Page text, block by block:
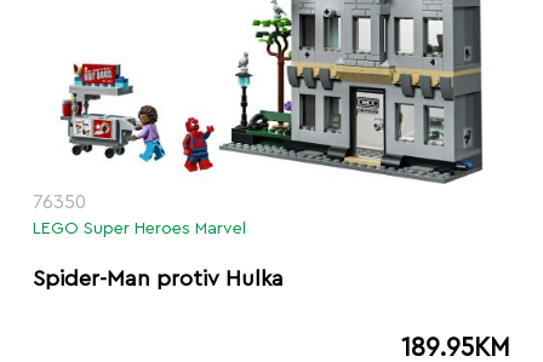
76350
LEGO Super Heroes Marvel
Spider-Man protiv Hulka
189.95KM